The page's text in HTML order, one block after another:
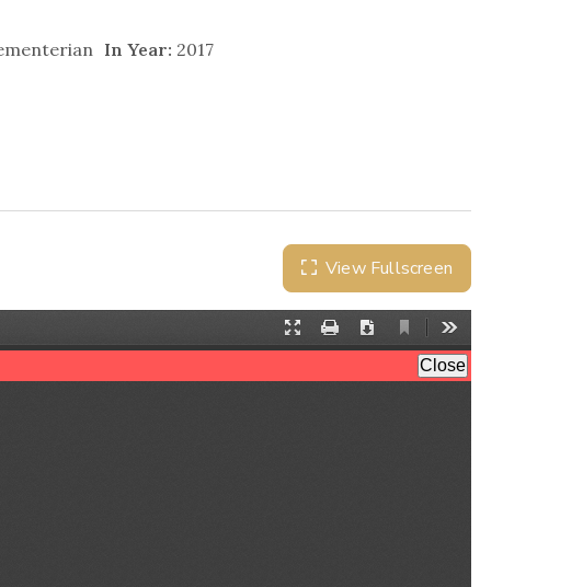
In Year: 2017
View Fullscreen